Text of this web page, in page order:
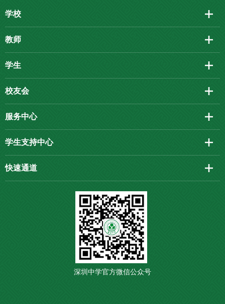
学校
教师
学生
校友会
服务中心
学生支持中心
快速通道
深圳中学官方微信公众号